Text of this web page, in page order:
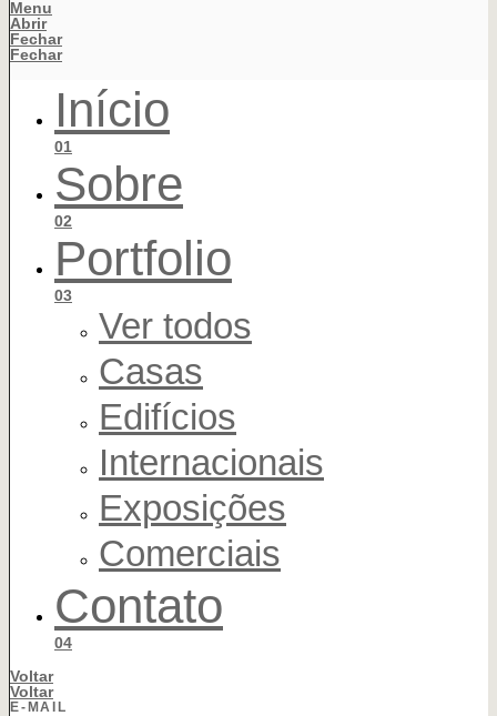
Menu
Abrir
Fechar
Fechar
Início
01
Sobre
02
Portfolio
03
Ver todos
Casas
Edifícios
Internacionais
Exposições
Comerciais
Contato
04
Voltar
Voltar
E-MAIL